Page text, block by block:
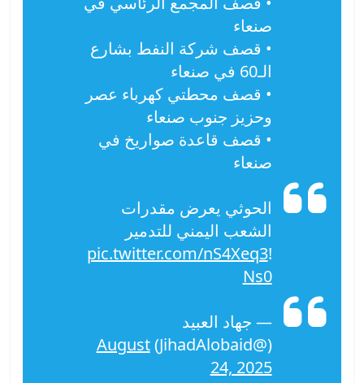
صنعاء
• قصف شركة النفط بشارع
الـ60 في صنعاء
• قصف محطتي كهرباء عصر
وحزيز جنوب صنعاء
• قصف قاعدة صواريخ في
صنعاء
الحوثي يعرض مقدرات
الشعب اليمني للتدمير
!
pic.twitter.com/nS4Xeq3
Ns0
— جهاد العبيد
(@JihadAlobaid)
August
24, 2025